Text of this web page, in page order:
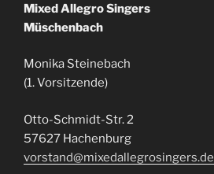
Mixed Allegro Singers
Müschenbach
Monika Steinebach
(1. Vorsitzende)
Otto-Schmidt-Str. 2
57627 Hachenburg
vorstand@mixedallegrosingers.de